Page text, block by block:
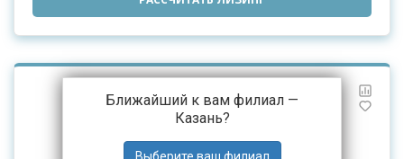
Ближайший к вам филиал —
Казань?